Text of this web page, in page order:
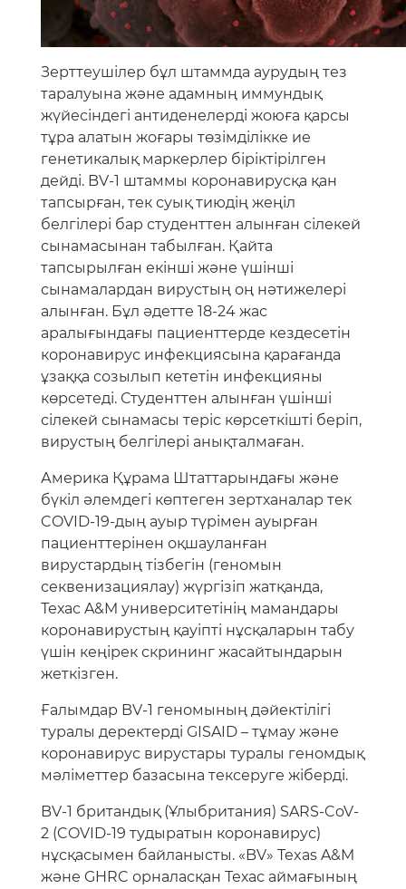
Зерттеушілер бұл штаммда аурудың тез
таралуына және адамның иммундық
жүйесіндегі антиденелерді жоюға қарсы
тұра алатын жоғары төзімділікке ие
генетикалық маркерлер біріктірілген
дейді. BV-1 штаммы коронавирусқа қан
тапсырған, тек суық тиюдің жеңіл
белгілері бар студенттен алынған сілекей
сынамасынан табылған. Қайта
тапсырылған екінші және үшінші
сынамалардан вирустың оң нәтижелері
алынған. Бұл әдетте 18-24 жас
аралығындағы пациенттерде кездесетін
коронавирус инфекциясына қарағанда
ұзаққа созылып кететін инфекцияны
көрсетеді. Студенттен алынған үшінші
сілекей сынамасы теріс көрсеткішті беріп,
вирустың белгілері анықталмаған.
Америка Құрама Штаттарындағы және
бүкіл әлемдегі көптеген зертханалар тек
COVID-19-дың ауыр түрімен ауырған
пациенттерінен оқшауланған
вирустардың тізбегін (геномын
секвенизациялау) жүргізіп жатқанда,
Техас A&M университетінің мамандары
коронавирустың қауіпті нұсқаларын табу
үшін кеңірек скрининг жасайтындарын
жеткізген.
Ғалымдар BV-1 геномының дәйектілігі
туралы деректерді GISAID – тұмау және
коронавирус вирустары туралы геномдық
мәліметтер базасына тексеруге жіберді.
BV-1 британдық (Ұлыбритания) SARS-CoV-
2 (COVID-19 тудыратын коронавирус)
нұсқасымен байланысты. «BV» Texas A&M
және GHRC орналасқан Техас аймағының